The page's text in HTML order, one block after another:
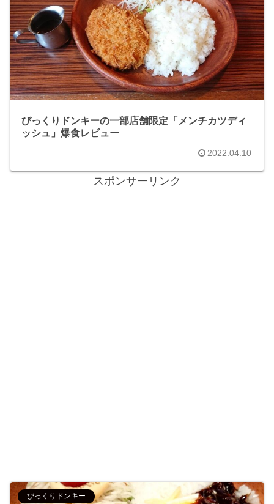
びっくりドンキーの一部店舗限定「メンチカツディ
ッシュ」爆食レビュー
2022.04.10
スポンサーリンク
びっくりドンキー